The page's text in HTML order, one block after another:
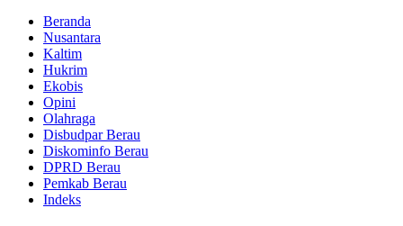
Beranda
Nusantara
Kaltim
Hukrim
Ekobis
Opini
Olahraga
Disbudpar Berau
Diskominfo Berau
DPRD Berau
Pemkab Berau
Indeks